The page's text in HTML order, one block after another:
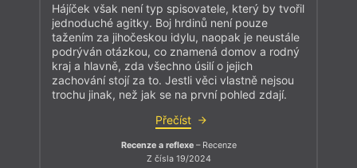
Hájíček však není typ spisovatele, který by tvořil
jednoduché agitky. Boj hrdinů není pouze
tažením za jihočeskou idylu, naopak je neustále
podrýván otázkou, co znamená domov a rodný
kraj a hlavně, zda všechno úsilí o jejich
zachování stojí za to. Jestli věci vlastně nejsou
trochu jinak, než jak se na první pohled zdají.
Přečíst
Recenze a reflexe– Recenze
Z čísla 19/2024